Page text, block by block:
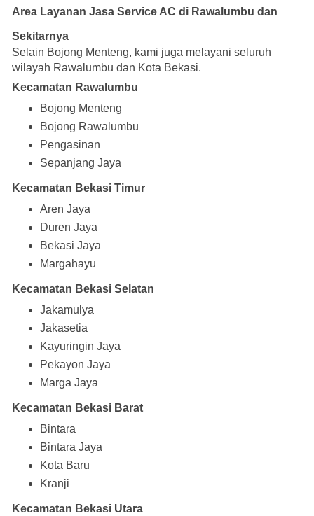
Area Layanan Jasa Service AC di Rawalumbu dan
Sekitarnya
Selain Bojong Menteng, kami juga melayani seluruh
wilayah Rawalumbu dan Kota Bekasi.
Kecamatan Rawalumbu
Bojong Menteng
Bojong Rawalumbu
Pengasinan
Sepanjang Jaya
Kecamatan Bekasi Timur
Aren Jaya
Duren Jaya
Bekasi Jaya
Margahayu
Kecamatan Bekasi Selatan
Jakamulya
Jakasetia
Kayuringin Jaya
Pekayon Jaya
Marga Jaya
Kecamatan Bekasi Barat
Bintara
Bintara Jaya
Kota Baru
Kranji
Kecamatan Bekasi Utara